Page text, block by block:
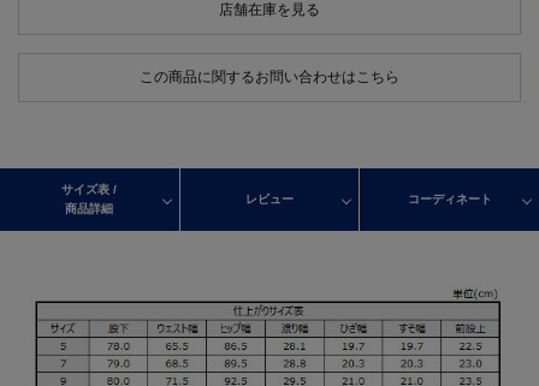
店舗在庫を見る
この商品に関するお問い合わせはこちら
サイズ表 /
商品詳細
レビュー コーディネート